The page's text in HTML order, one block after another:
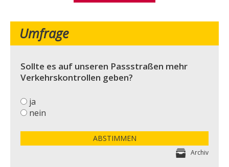
Umfrage
Sollte es auf unseren Passstraßen mehr
Verkehrskontrollen geben?
ja
nein
ABSTIMMEN
Archiv